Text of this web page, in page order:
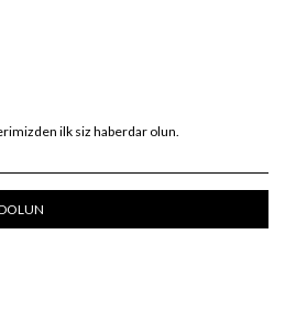
ilk siz haberdar olun.